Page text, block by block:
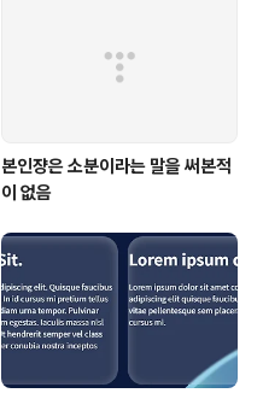
본인쟝은 소분이라는 말을 써본적
이 없음